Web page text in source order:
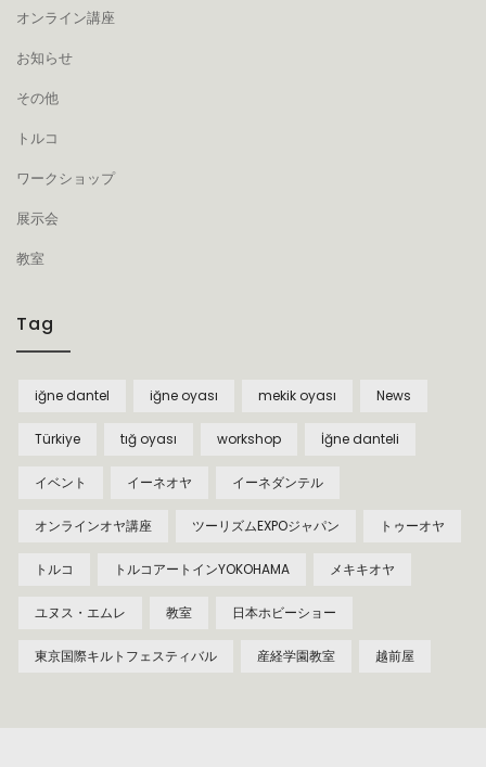
オンライン講座
お知らせ
その他
トルコ
ワークショップ
展示会
教室
Tag
iğne dantel iğne oyası mekik oyası News
Türkiye tığ oyası workshop İğne danteli
イベント イーネオヤ イーネダンテル
オンラインオヤ講座 ツーリズムEXPOジャパン トゥーオヤ
トルコ トルコアートインYOKOHAMA メキキオヤ
ユヌス・エムレ 教室 日本ホビーショー
東京国際キルトフェスティバル 産経学園教室 越前屋